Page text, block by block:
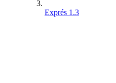
Exprés 1.3